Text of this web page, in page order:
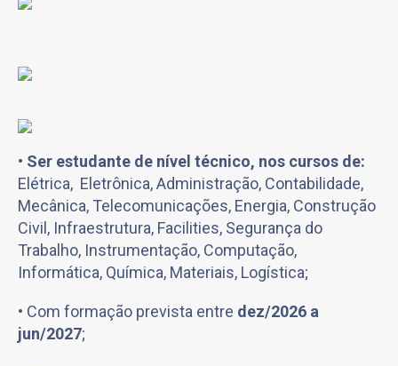
• Ser estudante de nível técnico, nos cursos de:
Elétrica, Eletrônica, Administração, Contabilidade,
Mecânica, Telecomunicações, Energia, Construção
Civil, Infraestrutura, Facilities, Segurança do
Trabalho, Instrumentação, Computação,
Informática, Química, Materiais, Logística;
• Com formação prevista entre dez/2026 a
jun/2027;